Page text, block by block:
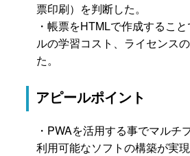
票印刷）を判断した。
・帳票をHTMLで作成するこ
ルの学習コスト、ライセンス
た。
アピールポイント
・PWAを活用する事でマルチ
利用可能なソフトの構築が実現